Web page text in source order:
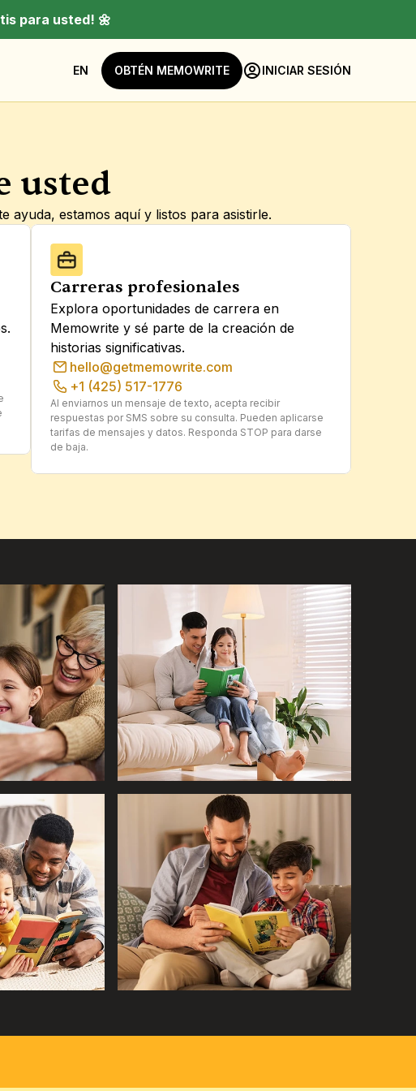
para usted! 🌼
EN OBTÉN MEMOWRITE INICIAR SESIÓN
usted
ayuda, estamos aquí y listos para asistirle.
Carreras profesionales
Explora oportunidades de carrera en
Memowrite y sé parte de la creación de
historias significativas.
hello@getmemowrite.com
+1 (425) 517-1776
Al enviarnos un mensaje de texto, acepta recibir
respuestas por SMS sobre su consulta. Pueden aplicarse
tarifas de mensajes y datos. Responda STOP para darse
de baja.